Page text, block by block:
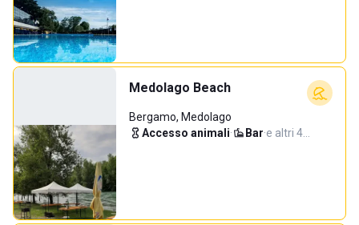
Medolago Beach
Bergamo, Medolago
Accesso animali· Bar·e altri 4…